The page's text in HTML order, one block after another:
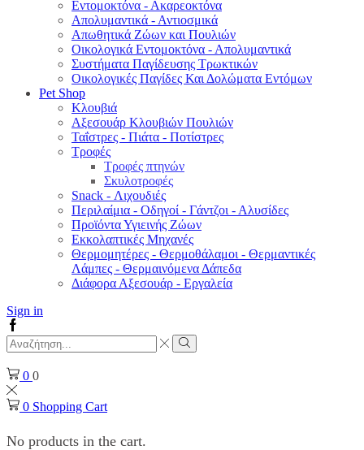
Εντομοκτόνα - Ακαρεοκτόνα
Απολυμαντικά - Αντιοσμικά
Απωθητικά Ζώων και Πουλιών
Οικολογικά Εντομοκτόνα - Απολυμαντικά
Συστήματα Παγίδευσης Τρωκτικών
Οικολογικές Παγίδες Και Δολώματα Εντόμων
Pet Shop
Κλουβιά
Αξεσουάρ Κλουβιών Πουλιών
Ταΐστρες - Πιάτα - Ποτίστρες
Τροφές
Τροφές πτηνών
Σκυλοτροφές
Snack - Λιχουδιές
Περιλαίμια - Οδηγοί - Γάντζοι - Αλυσίδες
Προϊόντα Υγιεινής Ζώων
Εκκολαπτικές Μηχανές
Θερμομητέρες - Θερμοθάλαμοι - Θερμαντικές
Λάμπες - Θερμαινόμενα Δάπεδα
Διάφορα Αξεσουάρ - Εργαλεία
Sign in
Facebook
Search
input
Search
0 0
0 Shopping Cart
No products in the cart.